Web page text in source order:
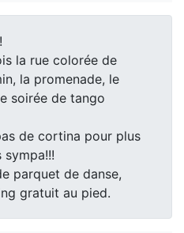
la rue colorée de
la promenade, le
soirée de tango
de cortina pour plus
parquet de danse,
gratuit au pied.